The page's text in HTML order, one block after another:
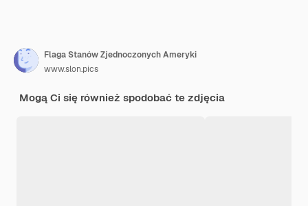
Flaga Stanów Zjednoczonych Ameryki
www.slon.pics
Mogą Ci się również spodobać te zdjęcia